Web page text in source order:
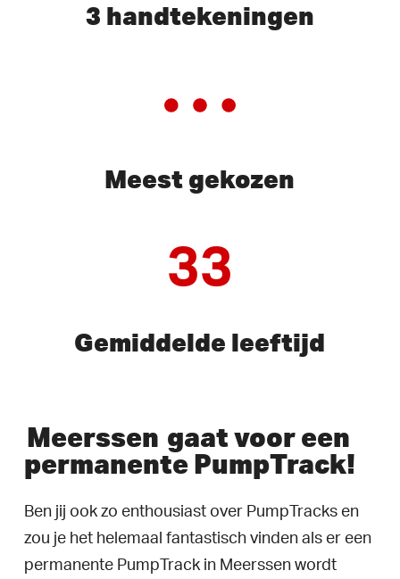
3 handtekeningen
Meest gekozen
33
Gemiddelde leeftijd
Meerssen gaat voor een
permanente PumpTrack!
Ben jij ook zo enthousiast over PumpTracks en
zou je het helemaal fantastisch vinden als er een
permanente PumpTrack in Meerssen wordt